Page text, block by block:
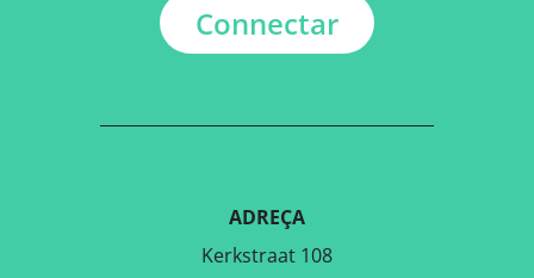
Connectar
ADREÇA
Kerkstraat 108